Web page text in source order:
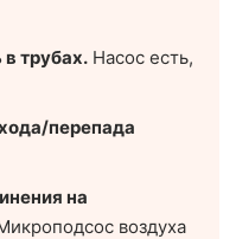
трубах. Насос есть,
перепада
на
воздуха